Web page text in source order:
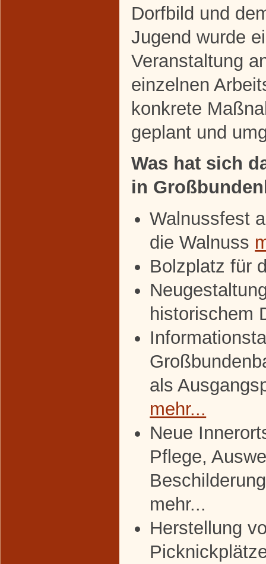
Dorfbild und
Jugend wurde
Veranstaltung
einzelnen
konkrete
geplant und
Was hat sich
in
Walnussfest
die Walnuss
Bolzplatz für
historischem
als
mehr...
Neue
Pflege,
mehr...
Herstellung